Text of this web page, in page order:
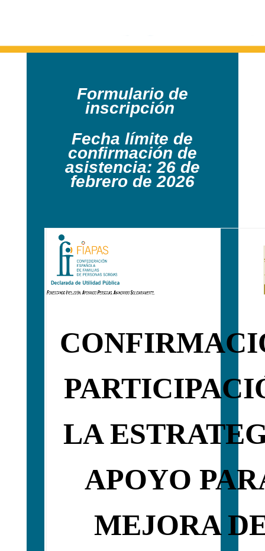
Formulario de
inscripción
Fecha límite de
confirmación de
asistencia: 26 de
febrero de 2026
LA
APOYO
MEJORA